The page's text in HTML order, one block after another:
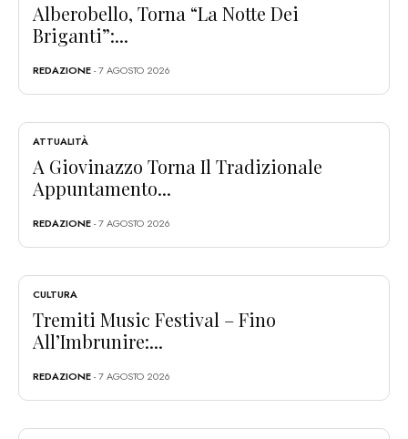
Alberobello, Torna “La Notte Dei
Briganti”:...
REDAZIONE- 7 AGOSTO 2026
ATTUALITÀ
A Giovinazzo Torna Il Tradizionale
Appuntamento...
REDAZIONE- 7 AGOSTO 2026
CULTURA
Tremiti Music Festival – Fino
All’Imbrunire:...
REDAZIONE- 7 AGOSTO 2026